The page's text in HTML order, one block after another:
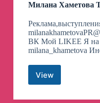
Милана Хаметова
ВК Мой LIKEE Я на
milana_khametova
ViewМилана
Telegram